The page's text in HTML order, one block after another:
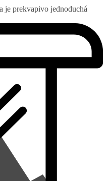
je prekvapivo jednoduchá